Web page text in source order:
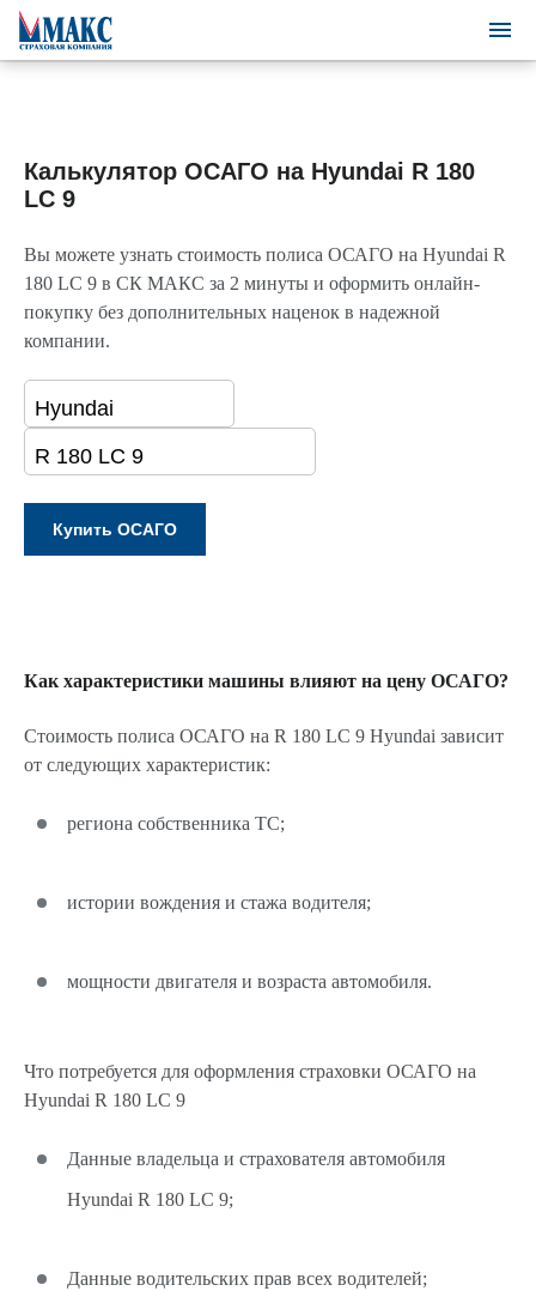
Калькулятор ОСАГО на Hyundai R 180
LC 9
Вы можете узнать стоимость полиса ОСАГО на Hyundai R
180 LC 9 в СК МАКС за 2 минуты и оформить онлайн-
покупку без дополнительных наценок в надежной
компании.
Как характеристики машины влияют на цену ОСАГО?
Стоимость полиса ОСАГО на R 180 LC 9 Hyundai зависит
от следующих характеристик:
региона собственника ТС;
истории вождения и стажа водителя;
мощности двигателя и возраста автомобиля.
Что потребуется для оформления страховки ОСАГО на
Hyundai R 180 LC 9
Данные владельца и страхователя автомобиля
Hyundai R 180 LC 9;
Данные водительских прав всех водителей;